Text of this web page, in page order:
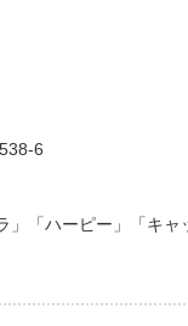
6
」「ハーピー」「キ